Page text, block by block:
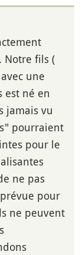
Notre fils (
une
est né en
jamais vu
pourraient
pour le
ne pas
pour
ne peuvent